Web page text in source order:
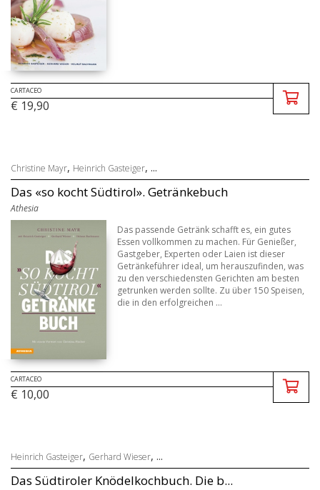
CARTACEO
€ 19,90
Christine Mayr, Heinrich Gasteiger, ...
Das «so kocht Südtirol». Getränkebuch
Athesia
Das passende Getränk schafft es, ein gutes
Essen vollkommen zu machen. Für Genießer,
Gastgeber, Experten oder Laien ist dieser
Getränkeführer ideal, um herauszufinden, was
zu den verschiedensten Gerichten am besten
getrunken werden sollte. Zu über 150 Speisen,
die in den erfolgreichen ...
CARTACEO
€ 10,00
Heinrich Gasteiger, Gerhard Wieser, ...
Das Südtiroler Knödelkochbuch. Die b...